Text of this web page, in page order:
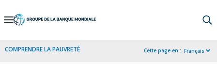
Skip
Navigation
COMPRENDRE LA PAUVRETÉ Cette page en : Français